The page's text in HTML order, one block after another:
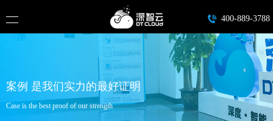
400-889-3788
案例 是我们实力的最好证明
Case is the best proof of our strength